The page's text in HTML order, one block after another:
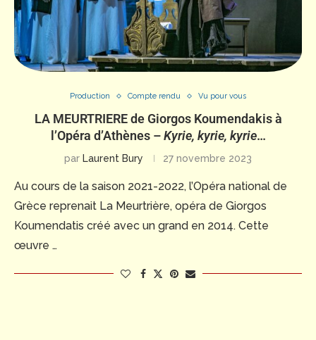
Production Compte rendu Vu pour vous
LA MEURTRIERE de Giorgos Koumendakis à
l’Opéra d’Athènes –Kyrie, kyrie, kyrie…
par Laurent Bury 27 novembre 2023
Au cours de la saison 2021-2022, l’Opéra national de
Grèce reprenait La Meurtrière, opéra de Giorgos
Koumendatis créé avec un grand en 2014. Cette
œuvre …